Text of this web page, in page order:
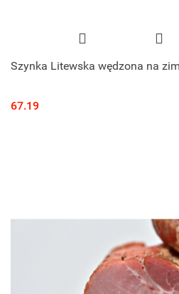
Szynka Litewska wędzona na
67.19